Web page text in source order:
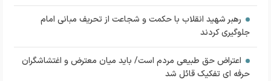
رهبر شهید انقلاب با حکمت و شجاعت از تحریف مبانی امام
جلوگیری کردند
اعتراض حق طبیعی مردم است/ باید میان معترض و اغتشاشگران
حرفه ای تفکیک قائل شد